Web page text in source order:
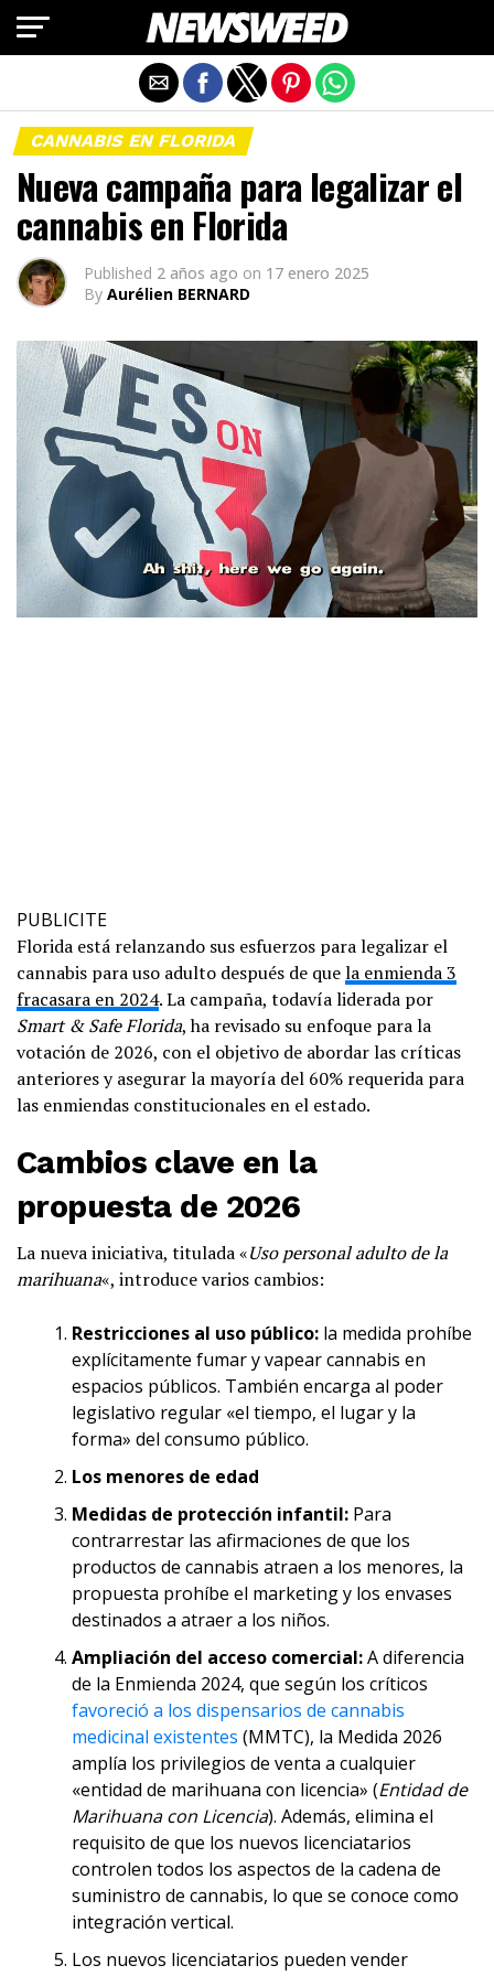
CANNABIS EN FLORIDA
Nueva campaña para legalizar el
cannabis en Florida
Published 2 años ago on 17 enero 2025
By Aurélien BERNARD
PUBLICITE
Florida está relanzando sus esfuerzos para legalizar el
cannabis para uso adulto después de quela enmienda 3
fracasara en 2024. La campaña, todavía liderada por
Smart & Safe Florida, ha revisado su enfoque para la
votación de 2026, con el objetivo de abordar las críticas
anteriores y asegurar la mayoría del 60% requerida para
las enmiendas constitucionales en el estado.
Cambios clave en la
propuesta de 2026
La nueva iniciativa, titulada «Uso personal adulto de la
marihuana«, introduce varios cambios:
Restricciones al uso público: la medida prohíbe
explícitamente fumar y vapear cannabis en
espacios públicos. También encarga al poder
legislativo regular «el tiempo, el lugar y la
forma» del consumo público.
Los menores de edad
Medidas de protección infantil: Para
contrarrestar las afirmaciones de que los
productos de cannabis atraen a los menores, la
propuesta prohíbe el marketing y los envases
destinados a atraer a los niños.
Ampliación del acceso comercial:A diferencia
de la Enmienda 2024, que según los críticos
favoreció a los dispensarios de cannabis
medicinal existentes (MMTC), la Medida 2026
amplía los privilegios de venta a cualquier
«entidad de marihuana con licencia» (Entidad de
Marihuana con Licencia). Además, elimina el
requisito de que los nuevos licenciatarios
controlen todos los aspectos de la cadena de
suministro de cannabis, lo que se conoce como
integración vertical.
Los nuevos licenciatarios pueden vender
Salir de la versión móvil